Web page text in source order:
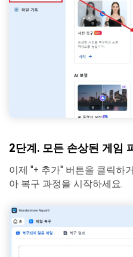
2단계. 모든 손상된 게임
이제 "+ 추가" 버튼을 클릭하
아 복구 과정을 시작하세요.